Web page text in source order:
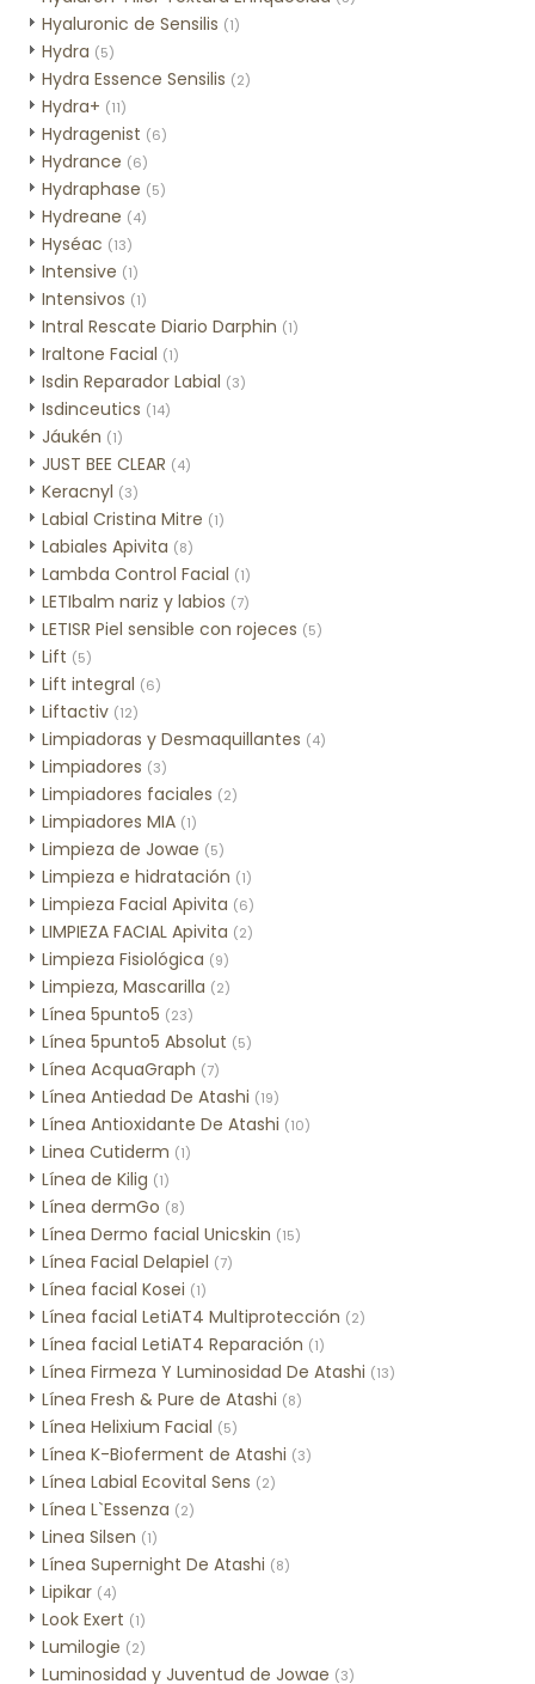
Hyaluronic de Sensilis (1)
Hydra (5)
Hydra Essence Sensilis (2)
Hydra+ (11)
Hydragenist (6)
Hydrance (6)
Hydraphase (5)
Hydreane (4)
Hyséac (13)
Intensive (1)
Intensivos (1)
Intral Rescate Diario Darphin (1)
Iraltone Facial (1)
Isdin Reparador Labial (3)
Isdinceutics (14)
Jáukén (1)
JUST BEE CLEAR (4)
Keracnyl (3)
Labial Cristina Mitre (1)
Labiales Apivita (8)
Lambda Control Facial (1)
LETIbalm nariz y labios (7)
LETISR Piel sensible con rojeces (5)
Lift (5)
Lift integral (6)
Liftactiv (12)
Limpiadoras y Desmaquillantes (4)
Limpiadores (3)
Limpiadores faciales (2)
Limpiadores MIA (1)
Limpieza de Jowae (5)
Limpieza e hidratación (1)
Limpieza Facial Apivita (6)
LIMPIEZA FACIAL Apivita (2)
Limpieza Fisiológica (9)
Limpieza, Mascarilla (2)
Línea 5punto5 (23)
Línea 5punto5 Absolut (5)
Línea AcquaGraph (7)
Línea Antiedad De Atashi (19)
Línea Antioxidante De Atashi (10)
Linea Cutiderm (1)
Línea de Kilig (1)
Línea dermGo (8)
Línea Dermo facial Unicskin (15)
Línea Facial Delapiel (7)
Línea facial Kosei (1)
Línea facial LetiAT4 Multiprotección (2)
Línea facial LetiAT4 Reparación (1)
Línea Firmeza Y Luminosidad De Atashi (13)
Línea Fresh & Pure de Atashi (8)
Línea Helixium Facial (5)
Línea K-Bioferment de Atashi (3)
Línea Labial Ecovital Sens (2)
Línea L`Essenza (2)
Linea Silsen (1)
Línea Supernight De Atashi (8)
Lipikar (4)
Look Exert (1)
Lumilogie (2)
Luminosidad y Juventud de Jowae (3)